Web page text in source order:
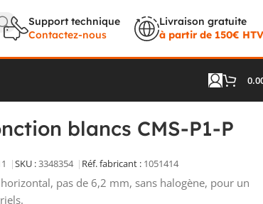
Support technique
Contactez-nous
Livraison gratuite
à partir de 150€
blancs CMS-P1-P
SKU :3348354 Réf. fabricant :1051414
pas de 6,2 mm, sans halogène, pour un